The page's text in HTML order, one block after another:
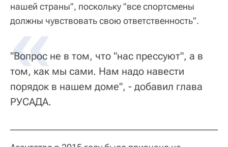
нашей страны", поскольку "все спортсмены
должны чувствовать свою ответственность".
"Вопрос не в том, что "нас прессуют", а в
том, как мы сами. Нам надо навести
порядок в нашем доме", - добавил глава
РУСАДА.